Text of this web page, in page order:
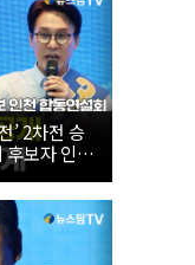
’ 2차전 승
보자 인천